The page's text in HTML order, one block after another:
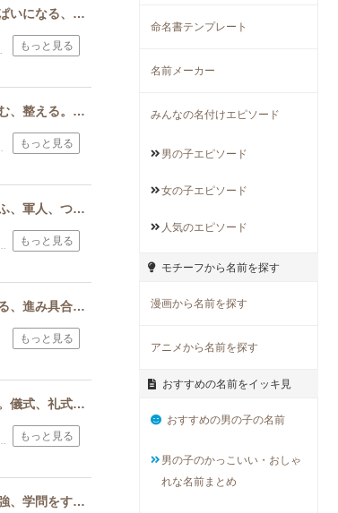
草木の実。草木の種。実や種ができること。満ちる。いっぱいになる、栄える、充実する、足りる、豊かになる。満たす、実る。富み。まこと、本当のこと、偽りのないこと。まことに、本当に。
もっと見る
おさめる、おさまる、管理する、鎮める。裁く、正す。営む、整える。世の中を治める。つかさどる、取り仕切る。病気やけがを治す、治療する、なおる。比べる、匹敵する。助ける。さかん、盛んになる。
もっと見る
強く勇ましい、たけだけしい。強い、意気が盛ん。もののふ、軍人、つわもの。いくさ、戦い、戦争。軍事、戦力。武器、兵器。しのぐ、超える。
もっと見る
あるく、あゆむ、前に進む。月日が流れる。物事が進行する、進み具合、進捗、程度、段階。歩き方、進み方。
もっと見る
ふみ、書物、文書。のり、手本、規則、決まり、しきたり。儀式、礼式、つね、いつもと変わらず同じであること。整っている。つかさどる。物を質に入れること。
もっと見る
がく、まなぶ。教えを受けて知識や技芸を身につける、勉強、学問をする、経験を通して知識や知恵を得る、わかる、まねる
命名書テンプレート
名前メーカー
みんなの名付けエピソード
男の子エピソード
女の子エピソード
人気のエピソード
モチーフから名前を探す
漫画から名前を探す
アニメから名前を探す
おすすめの名前をイッキ見
おすすめの男の子の名前
男の子のかっこいい・おしゃ
れな名前まとめ